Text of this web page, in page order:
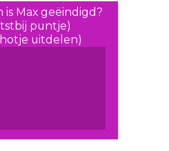
Max geëindigd?
puntje)
uitdelen)